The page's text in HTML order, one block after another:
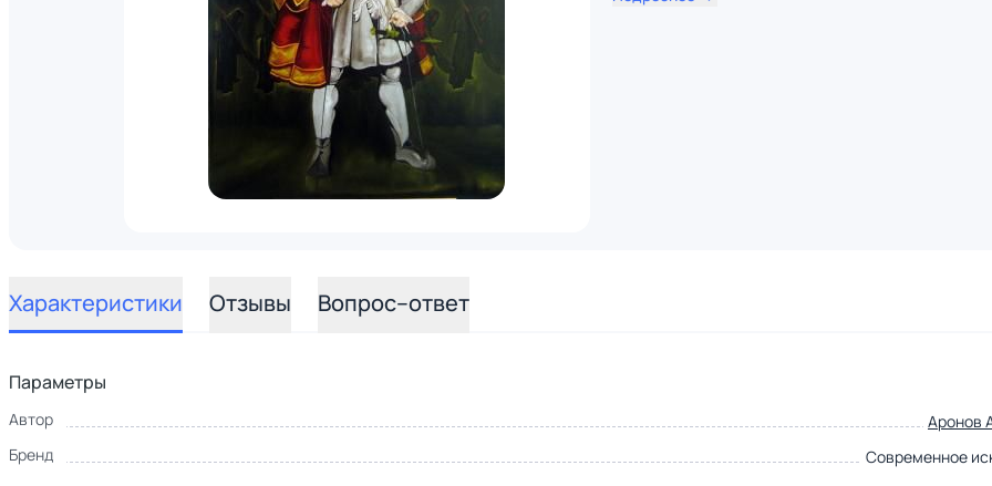
Характеристики Отзывы Вопрос–ответ
Параметры
Автор
Аронов
Бренд
Современное